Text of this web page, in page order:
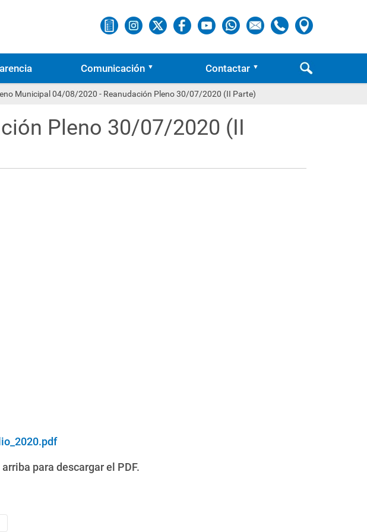
Comunicación Contactar
Municipal 04/08/2020 - Reanudación Pleno 30/07/2020 (II Parte)
Pleno 30/07/2020 (II
para descargar el PDF.